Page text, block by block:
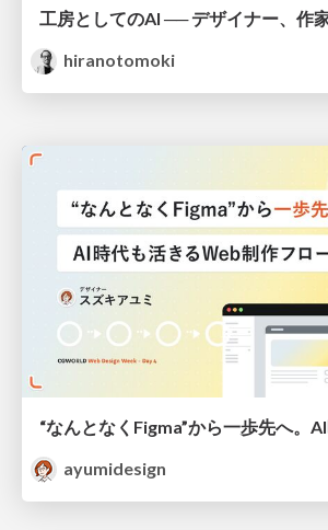
工房としてのAI ── デザイナー、作
hiranotomoki
ayumidesign